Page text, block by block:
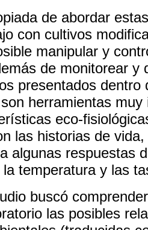
de abordar
con cultivos
manipular y
de monitorear y
presentados dentro
herramientas
eco-
las historias de
algunas respuestas
temperatura y las
buscó
las posibles